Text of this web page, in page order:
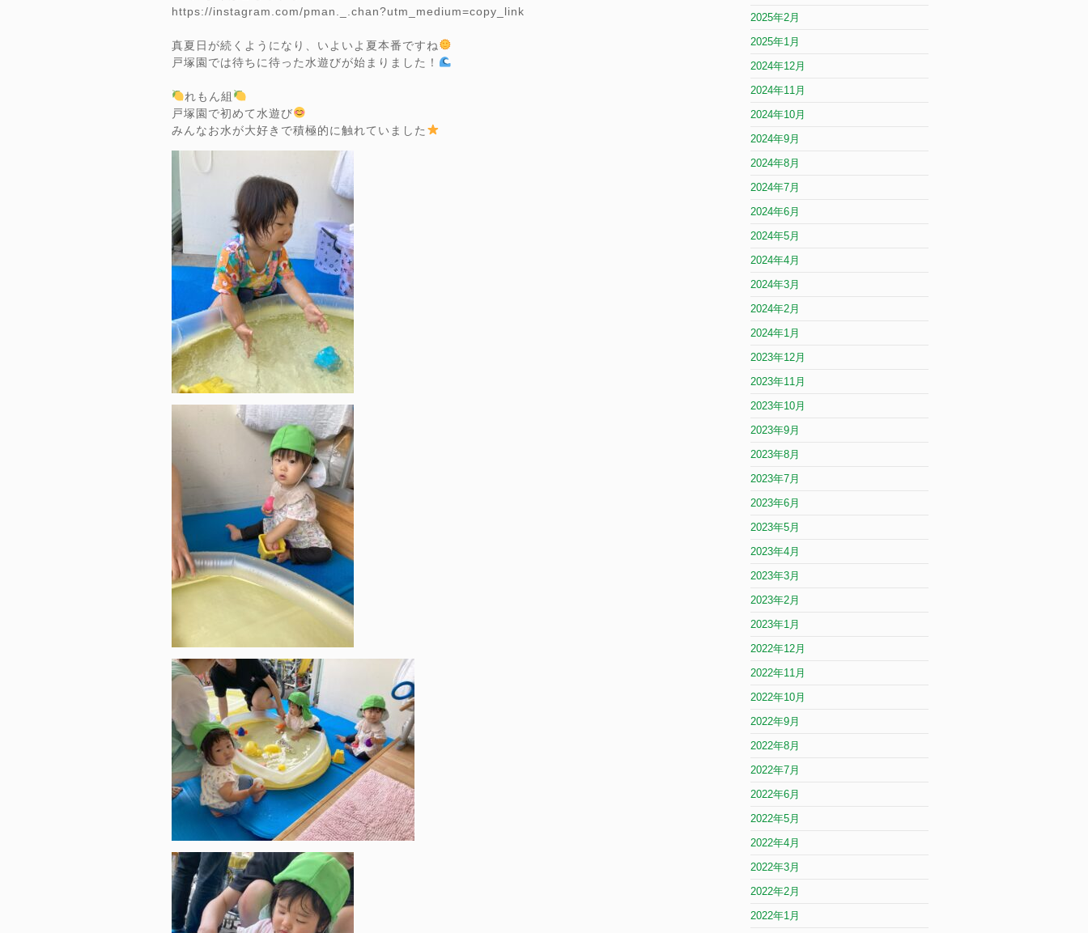
https://instagram.com/pman._.chan?utm_medium=copy_link
真夏日が続くようになり、いよいよ夏本番ですね
戸塚園では待ちに待った水遊びが始まりました！
れもん組
戸塚園で初めて水遊び
みんなお水が大好きで積極的に触れていました
2025年2月
2025年1月
2024年12月
2024年11月
2024年10月
2024年9月
2024年8月
2024年7月
2024年6月
2024年5月
2024年4月
2024年3月
2024年2月
2024年1月
2023年12月
2023年11月
2023年10月
2023年9月
2023年8月
2023年7月
2023年6月
2023年5月
2023年4月
2023年3月
2023年2月
2023年1月
2022年12月
2022年11月
2022年10月
2022年9月
2022年8月
2022年7月
2022年6月
2022年5月
2022年4月
2022年3月
2022年2月
2022年1月